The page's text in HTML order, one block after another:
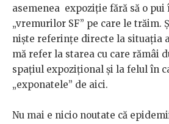
asemenea expoziție fără să o
„vremurilor SF” pe care le trăim.
niște referințe directe la situația
mă refer la starea cu care rămâi
spațiul expozițional și la felul în
„exponatele” de aici.
Nu mai e nicio noutate că